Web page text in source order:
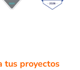
tus proyectos